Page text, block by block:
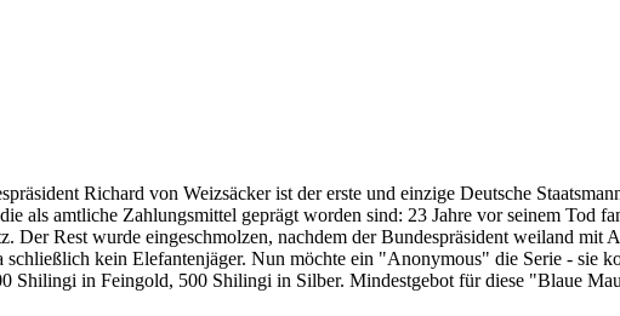
Richard von Weizsäcker ist der erste und einzige Deutsche
als amtliche Zahlungsmittel geprägt worden sind: 23 Jahre vor seinem Tod
Der Rest wurde eingeschmolzen, nachdem der Bundespräsident weiland mit
kein Elefantenjäger. Nun möchte ein "Anonymous" die Serie - sie
Shilingi in Feingold, 500 Shilingi in Silber. Mindestgebot für diese "Blaue